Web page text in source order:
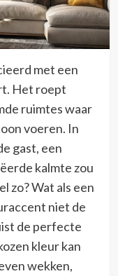
met een
Het roept
ruimtes waar
voeren. In
gast, een
kalmte zou
zo? Wat als een
niet de
de perfecte
kleur kan
wekken,